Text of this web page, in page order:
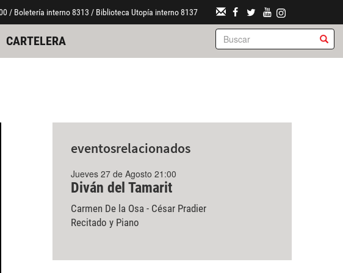
/ Boletería interno 8313 / Biblioteca Utopía interno 8137
CARTELERA
eventosrelacionados
Jueves 27 de Agosto 21:00
Diván del Tamarit
Carmen De la Osa - César Pradier
Recitado y Piano